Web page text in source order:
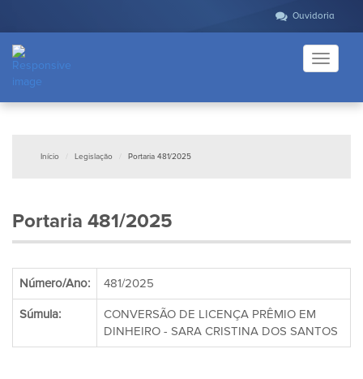
Ouvidoria
Toggle
Início Legislação Portaria 481/2025
Portaria 481/2025
Número/Ano: 481/2025
Súmula:
CONVERSÃO DE LICENÇA PRÊMIO EM
DINHEIRO - SARA CRISTINA DOS SANTOS